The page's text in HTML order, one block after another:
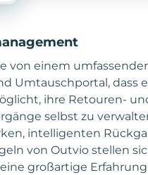
von einem
Umtauschportal, dass
ihre Retouren-
selbst zu
intelligenten
von Outvio stellen
großartige